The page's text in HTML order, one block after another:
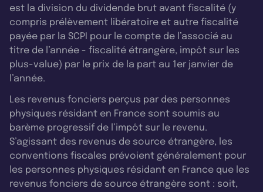
est la division du dividende brut avant fiscalité (y
compris prélèvement libératoire et autre fiscalité
payée par la SCPI pour le compte de l’associé au
titre de l’année - fiscalité étrangère, impôt sur les
plus-value) par le prix de la part au 1er janvier de
l’année.
Les revenus fonciers perçus par des personnes
physiques résidant en France sont soumis au
barème progressif de l’impôt sur le revenu.
S’agissant des revenus de source étrangère, les
conventions fiscales prévoient généralement pour
les personnes physiques résidant en France que les
revenus fonciers de source étrangère sont : soit,